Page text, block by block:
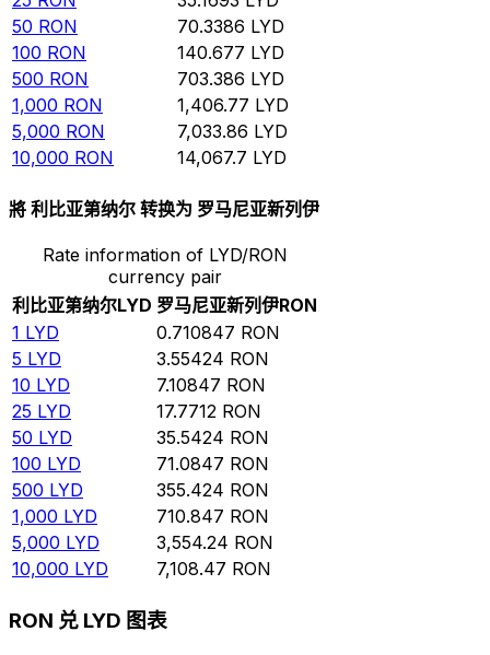
50 RON 70.3386 LYD
100 RON 140.677 LYD
500 RON 703.386 LYD
1,000 RON 1,406.77 LYD
5,000 RON 7,033.86 LYD
10,000 RON 14,067.7 LYD
將 利比亚第纳尔 转换为 罗马尼亚新列伊
Rate information of LYD/RON
currency pair
利比亚第纳尔LYD 罗马尼亚新列伊RON
1 LYD 0.710847 RON
5 LYD 3.55424 RON
10 LYD 7.10847 RON
25 LYD 17.7712 RON
50 LYD 35.5424 RON
100 LYD 71.0847 RON
500 LYD 355.424 RON
1,000 LYD 710.847 RON
5,000 LYD 3,554.24 RON
10,000 LYD 7,108.47 RON
RON 兑 LYD 图表